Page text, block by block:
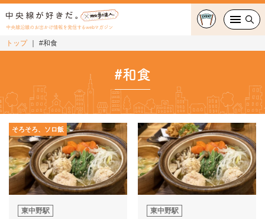
中央線沿線のお出かけ情報を発信するwebマガジン
スイーツ・テイクアウト
ショッピング
中央線カルチャー
特集
トップ #和食
#和食
そろそろ、ソロ飯
東中野駅 東中野駅